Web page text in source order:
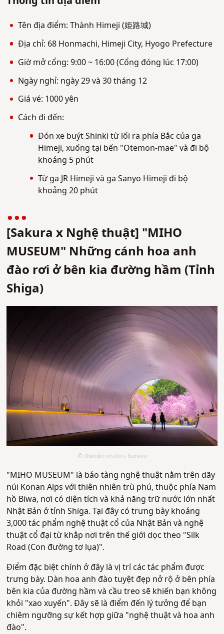
Tên địa điểm: Thành Himeji (姫路城)
Địa chỉ: 68 Honmachi, Himeji City, Hyogo Prefecture
Giờ mở cổng: 9:00 ~ 16:00 (Cổng đóng lúc 17:00)
Ngày nghỉ: ngày 29 và 30 tháng 12
Giá vé: 1000 yên
Cách đi đến:
Đón xe buýt Shinki từ lối ra phía Bắc của ga
Himeji, xuống tại bến "Otemon-mae" và đi bộ
khoảng 5 phút
Từ ga JR Himeji và ga Sanyo Himeji đi bộ
khoảng 20 phút
[Sakura x Nghệ thuật] "MIHO
MUSEUM" Những cánh hoa anh
đào rơi ở bên kia đường hầm (Tỉnh
Shiga)
© Biwako visitors bureau
"MIHO MUSEUM" là bảo tàng nghệ thuật nằm trên dãy
núi Konan Alps với thiên nhiên trù phú, thuộc phía Nam
hồ Biwa, nơi có diện tích và khả năng trữ nước lớn nhất
Nhật Bản ở tỉnh Shiga. Tại đây có trưng bày khoảng
3,000 tác phẩm nghệ thuật cổ của Nhật Bản và nghệ
thuật cổ đại từ khắp nơi trên thế giới dọc theo "Silk
Road (Con đường tơ lụa)".
Điểm đặc biệt chính ở đây là vị trí các tác phẩm được
trưng bày. Dàn hoa anh đào tuyệt đẹp nở rộ ở bên phía
bên kia của đường hầm và cầu treo sẽ khiến bạn không
khỏi "xao xuyến". Đây sẽ là điểm đến lý tưởng để bạn
chiêm ngưỡng sự kết hợp giữa "nghệ thuật và hoa anh
đào".